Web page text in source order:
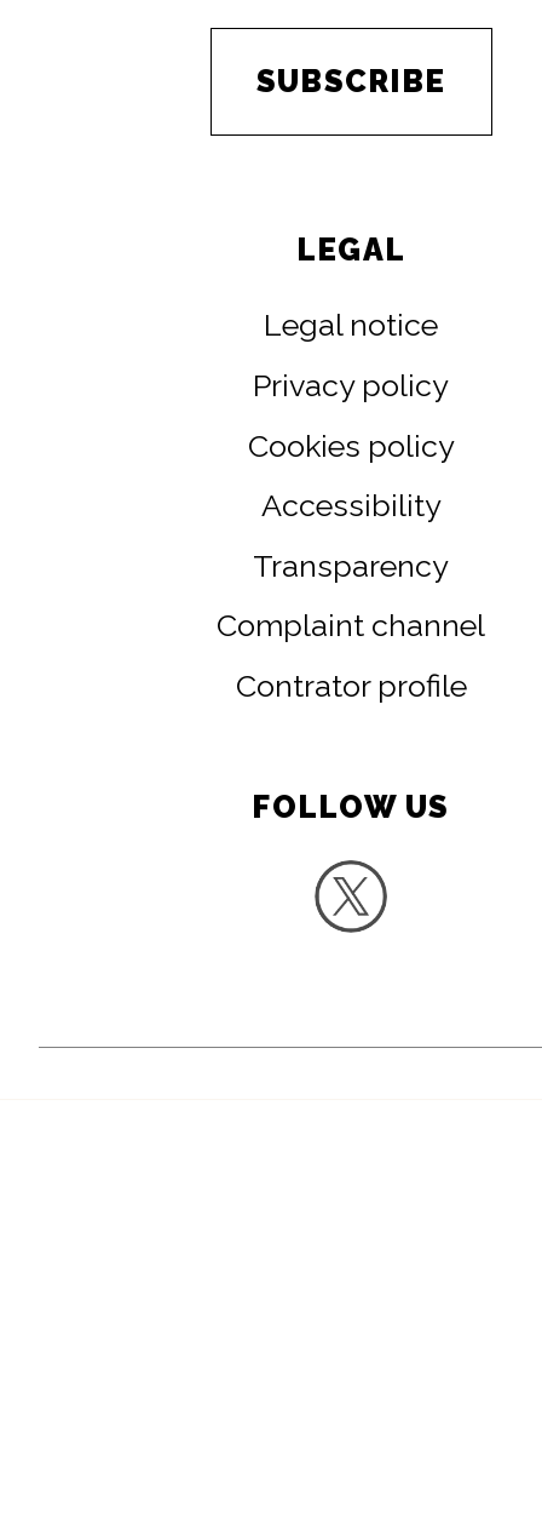
SUBSCRIBE
LEGAL
Legal notice
Privacy policy
Cookies policy
Accessibility
Transparency
Complaint channel
Contrator profile
FOLLOW US